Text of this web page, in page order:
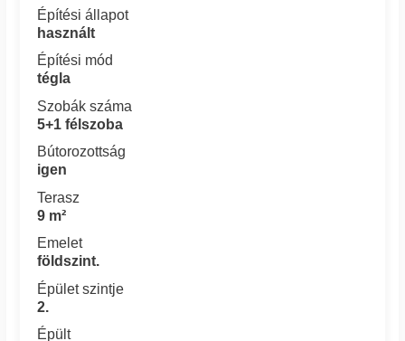
Építési állapot
használt
Építési mód
tégla
Szobák száma
5+1 félszoba
Bútorozottság
igen
Terasz
9 m²
Emelet
földszint.
Épület szintje
2.
Épült